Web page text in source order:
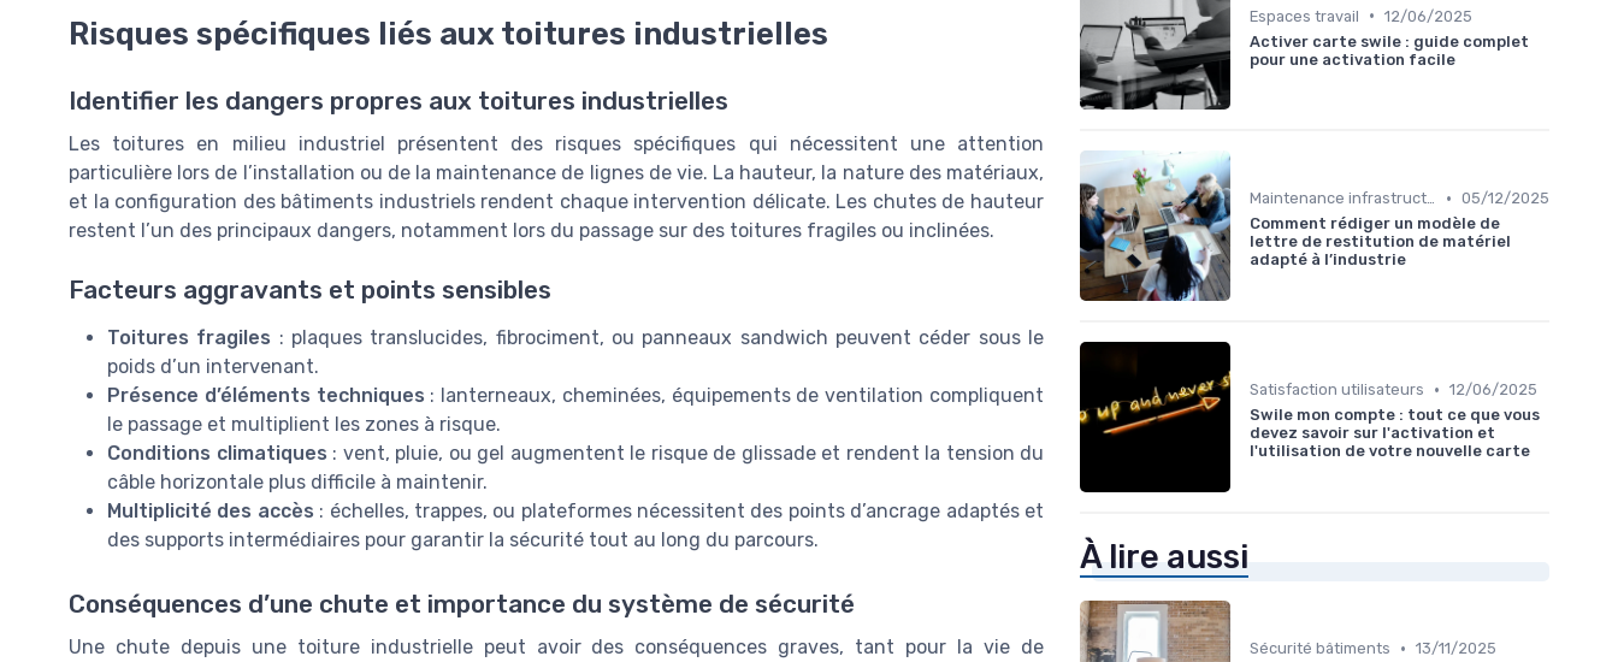
Risques spécifiques liés aux toitures industrielles
Identifier les dangers propres aux toitures industrielles
Les toitures en milieu industriel présentent des risques spécifiques qui nécessitent une attention
particulière lors de l’installation ou de la maintenance de lignes de vie. La hauteur, la nature des matériaux,
et la configuration des bâtiments industriels rendent chaque intervention délicate. Les chutes de hauteur
restent l’un des principaux dangers, notamment lors du passage sur des toitures fragiles ou inclinées.
Facteurs aggravants et points sensibles
Toitures fragiles : plaques translucides, fibrociment, ou panneaux sandwich peuvent céder sous le
poids d’un intervenant.
Présence d’éléments techniques : lanterneaux, cheminées, équipements de ventilation compliquent
le passage et multiplient les zones à risque.
Conditions climatiques : vent, pluie, ou gel augmentent le risque de glissade et rendent la tension du
câble horizontale plus difficile à maintenir.
Multiplicité des accès : échelles, trappes, ou plateformes nécessitent des points d’ancrage adaptés et
des supports intermédiaires pour garantir la sécurité tout au long du parcours.
Conséquences d’une chute et importance du système de sécurité
Une chute depuis une toiture industrielle peut avoir des conséquences graves, tant pour la vie de
Espaces travail • 12/06/2025
Activer carte swile : guide complet
pour une activation facile
Maintenance infrastructures • 05/12/2025
Comment rédiger un modèle de
lettre de restitution de matériel
adapté à l’industrie
Satisfaction utilisateurs • 12/06/2025
Swile mon compte : tout ce que vous
devez savoir sur l'activation et
l'utilisation de votre nouvelle carte
À lire aussi
Sécurité bâtiments • 13/11/2025